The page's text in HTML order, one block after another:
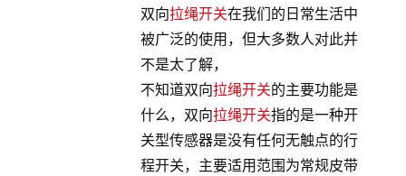
双向拉绳开关在我们的日常生活中
被广泛的使用，但大多数人对此并
不是太了解，
不知道双向拉绳开关的主要功能是
什么，双向拉绳开关指的是一种开
关型传感器是没有任何无触点的行
程开关，主要适用范围为常规皮带